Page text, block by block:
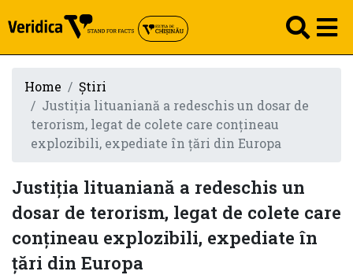
Home
Știri
Justiția lituaniană a redeschis un dosar de
terorism, legat de colete care conțineau
explozibili, expediate în țări din Europa
Justiția lituaniană a redeschis un
dosar de terorism, legat de colete care
conțineau explozibili, expediate în
țări din Europa